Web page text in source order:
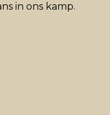
in ons kamp.